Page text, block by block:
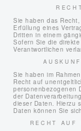
Sie haben das
Erfüllung eines
Dritten in einem
Sofern Sie die
Verantwortlichen
Sie haben im
Recht auf
personenbezogenen
der
dieser Daten. Hierzu
Daten können Sie
RECHT AUF